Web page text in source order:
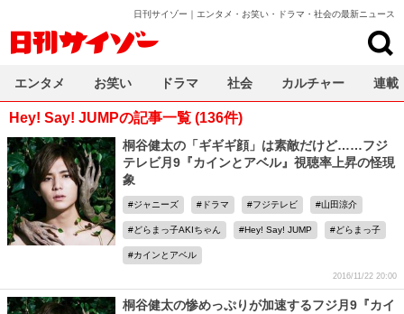
日刊サイゾー｜エンタメ・お笑い・ドラマ・社会の最新ニュース
Hey! Say! JUMPの記事一覧 (136件)
桐谷健太の「ギギギ顔」は素敵だけど……フジ
テレビ月9『カインとアベル』視聴率上昇の怪現
象
ジャニーズ ドラマ フジテレビ 山田涼介
どらまっ子AKIちゃん Hey! Say! JUMP どらまっ子
カインとアベル
2016/11/22 20:00
桐谷健太の惨めっぷりが加速するフジ月9『カイ
エンタメ お笑い ドラマ 社会 カルチャー 連載